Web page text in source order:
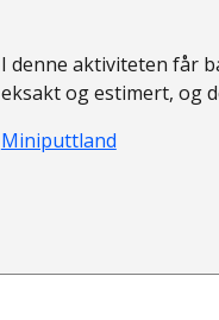
I denne aktiviteten får
eksakt og estimert, og
Miniputtland